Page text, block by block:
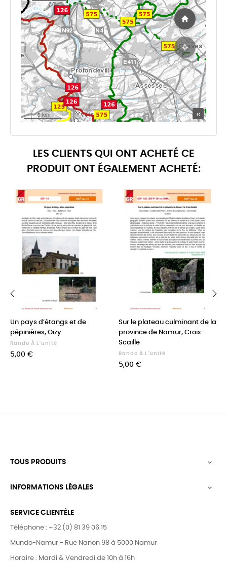
LES CLIENTS QUI ONT ACHETÉ CE
PRODUIT ONT ÉGALEMENT ACHETÉ:
Un pays d’étangs et de
pépinières, Oizy
Rando À L'unité
Prix
5,00 €
Sur le plateau culminant de la
province de Namur, Croix-
Scaille
Rando À L'unité
Prix
5,00 €
TOUS PRODUITS 
INFORMATIONS LÉGALES 
SERVICE CLIENTÈLE
Téléphone : +32 (0) 81 39 06 15
Mundo-Namur - Rue Nanon 98 à 5000 Namur
Horaire : Mardi & Vendredi de 10h à 16h